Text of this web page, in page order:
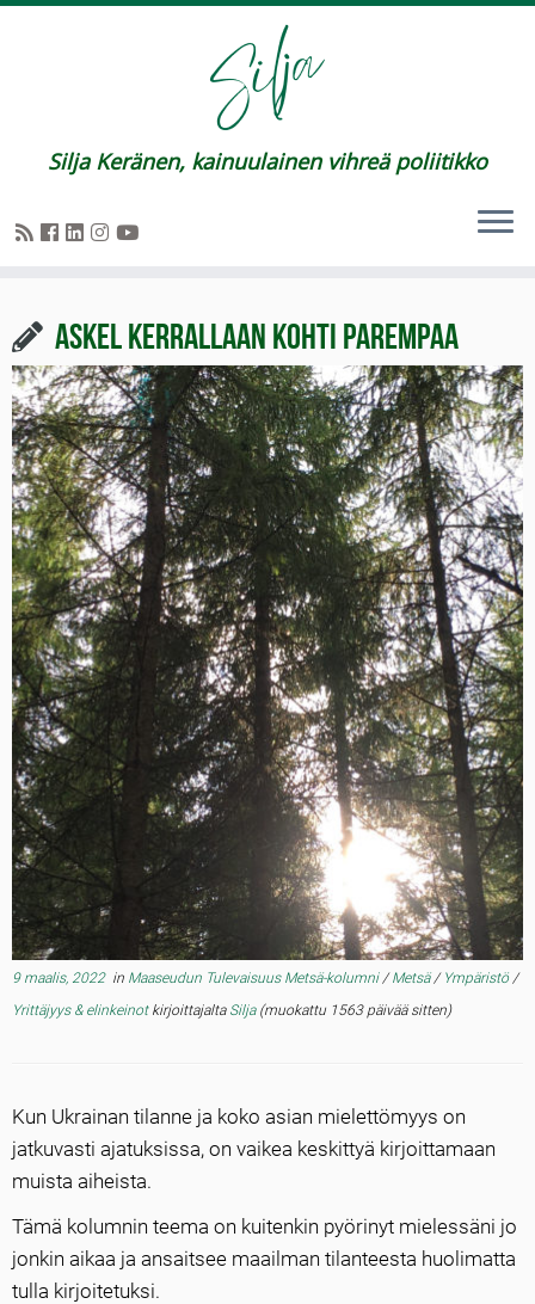
Silja Keränen, kainuulainen vihreä poliitikko
Askel kerrallaan kohti parempaa
9 maalis, 2022in Maaseudun Tulevaisuus Metsä-kolumni/Metsä/ Ympäristö /
Yrittäjyys & elinkeinot kirjoittajalta Silja(muokattu 1563 päivää sitten)
Kun Ukrainan tilanne ja koko asian mielettömyys on
jatkuvasti ajatuksissa, on vaikea keskittyä kirjoittamaan
muista aiheista.
Tämä kolumnin teema on kuitenkin pyörinyt mielessäni jo
jonkin aikaa ja ansaitsee maailman tilanteesta huolimatta
tulla kirjoitetuksi.